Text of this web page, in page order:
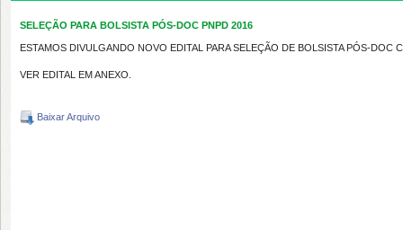
SELEÇÃO PARA BOLSISTA PÓS-DOC PNPD 2016
ESTAMOS DIVULGANDO NOVO EDITAL PARA SELEÇÃO DE BOLSISTA PÓS-DOC
VER EDITAL EM ANEXO.
Baixar Arquivo